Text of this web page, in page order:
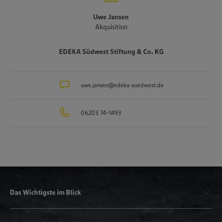
Uwe Jansen
Akquisition
EDEKA Südwest Stiftung & Co. KG
uwe.jansen@edeka-suedwest.de
06203 74-1493
Das Wichtigste im Blick